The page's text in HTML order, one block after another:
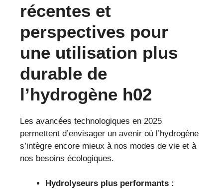
récentes et
perspectives pour
une utilisation plus
durable de
l’hydrogène h02
Les avancées technologiques en 2025
permettent d’envisager un avenir où l’hydrogène
s’intègre encore mieux à nos modes de vie et à
nos besoins écologiques.
Hydrolyseurs plus performants :